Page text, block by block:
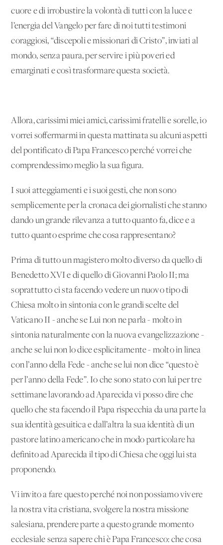
cuore e di irrobustire la volontà di tutti con la luce e
l’energia del Vangelo per fare di noi tutti testimoni
coraggiosi, “discepoli e missionari di Cristo”, inviati al
mondo, senza paura, per servire i più poveri ed
emarginati e così trasformare questa società.
Allora, carissimi miei amici, carissimi fratelli e sorelle, io
vorrei soffermarmi in questa mattinata su alcuni aspetti
del pontificato di Papa Francesco perché vorrei che
comprendessimo meglio la sua figura.
I suoi atteggiamenti e i suoi gesti, che non sono
semplicemente per la cronaca dei giornalisti che stanno
dando un grande rilevanza a tutto quanto fa, dice e a
tutto quanto esprime che cosa rappresentano?
Prima di tutto un magistero molto diverso da quello di
Benedetto XVI e di quello di Giovanni Paolo II; ma
soprattutto ci sta facendo vedere un nuovo tipo di
Chiesa molto in sintonia con le grandi scelte del
Vaticano II - anche se Lui non ne parla - molto in
sintonia naturalmente con la nuova evangelizzazione -
anche se lui non lo dice esplicitamente - molto in linea
con l’anno della Fede - anche se lui non dice “questo è
per l’anno della Fede”. Io che sono stato con lui per tre
settimane lavorando ad Aparecida vi posso dire che
quello che sta facendo il Papa rispecchia da una parte la
sua identità gesuitica e dall’altra la sua identità di un
pastore latino americano che in modo particolare ha
definito ad Aparecida il tipo di Chiesa che oggi lui sta
proponendo.
Vi invito a fare questo perché noi non possiamo vivere
la nostra vita cristiana, svolgere la nostra missione
salesiana, prendere parte a questo grande momento
ecclesiale senza sapere chi è Papa Francesco: che cosa